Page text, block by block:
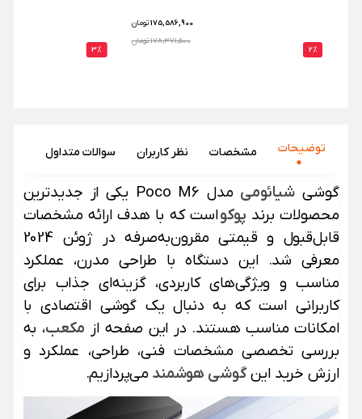
175,586,900تومان
178,371,500 تومان
2%
3%
توضیحات مشخصات نظر‌ کاربران سوالات متداول
گوشیشیائومی
مدل Poco M6 یکی از جدیدترین
محصولات برند پوکواست که با هدف ارائه مشخصات
قابل‌قبول و قیمتی مقرون‌به‌صرفه در ژوئن 2024
معرفی شد. این دستگاه با طراحی مدرن، عملکرد
مناسب و ویژگی‌های کاربردی، گزینه‌ای جذاب برای
کاربرانی است که به دنبال یک گوشی اقتصادی با
امکانات مناسب هستند. در این صفحه از مکعب، به
بررسی تخصصی مشخصات فنی، طراحی، عملکرد و
ارزش خرید اینگوشی هوشمند می‌پردازیم.